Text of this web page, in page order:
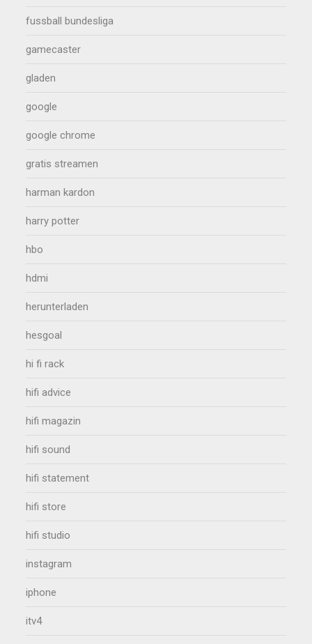
fussball bundesliga
gamecaster
gladen
google
google chrome
gratis streamen
harman kardon
harry potter
hbo
hdmi
herunterladen
hesgoal
hi fi rack
hifi advice
hifi magazin
hifi sound
hifi statement
hifi store
hifi studio
instagram
iphone
itv4